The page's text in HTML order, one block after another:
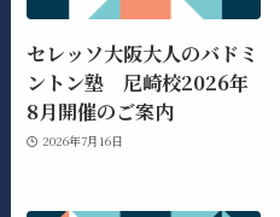
セレッソ大阪大人のバドミ
ントン塾 尼崎校2026年
8月開催のご案内
2026年7月16日